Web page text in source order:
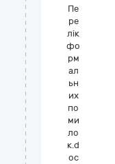
Пе
ре
лік
фо
рм
ал
ьн
их
по
ми
ло
к.d
oc